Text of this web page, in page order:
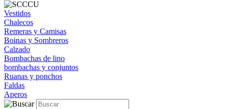
Vestidos
Chalecos
Remeras y Camisas
Boinas y Sombreros
Calzado
Bombachas de lino
bombachas y conjuntos
Ruanas y ponchos
Faldas
Aperos